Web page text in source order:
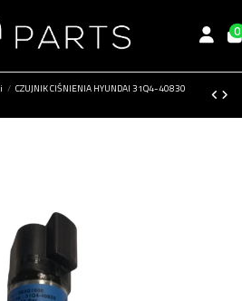
0
CZUJNIK CIŚNIENIA HYUNDAI 31Q4-40830